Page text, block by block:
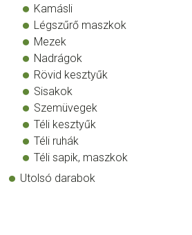
Kamásli
Légszűrő maszkok
Mezek
Nadrágok
Rövid kesztyűk
Sisakok
Szemüvegek
Téli kesztyűk
Téli ruhák
Téli sapik, maszkok
Utolsó darabok